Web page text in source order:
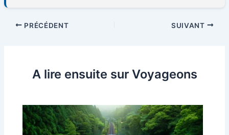
PRÉCÉDENT SUIVANT
A lire ensuite sur Voyageons